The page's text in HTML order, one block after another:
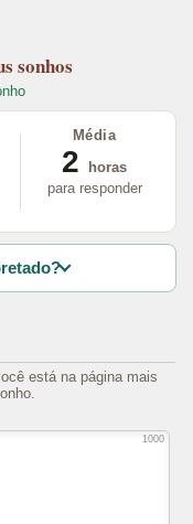
sonhos
Média
2
horas
para responder
está na página mais
1000